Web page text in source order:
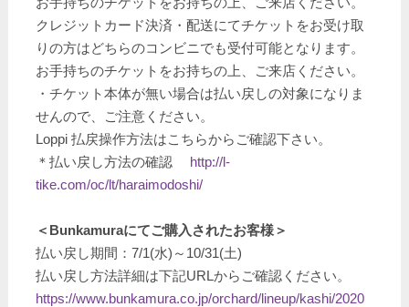
クレジットカード決済・配送にてチケットをお受け取
りの方はどちらのコンビニでも受付可能となります。
お手持ちのチケットをお持ちの上、ご来店ください。
・チケット本体が無い場合は払い戻しの対象になりま
せんので、ご注意ください。
Loppi 払戻操作方法はこちらからご確認下さい。
＊払い戻し方法の確認
http://l-
tike.com/oc/lt/haraimodoshi/
＜Bunkamuraにてご購入されたお客様＞
払い戻し期間：7/1(水)～10/31(土)
払い戻し方法詳細は下記URLからご確認ください。
https://www.bunkamura.co.jp/orchard/lineup/kashi/2020